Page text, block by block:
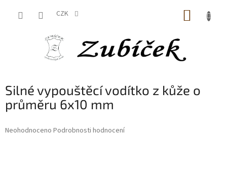
CZK
Silné vypouštěcí vodítko z kůže o
průměru 6x10 mm
Průměrné
Neohodnoceno Podrobnosti hodnocení